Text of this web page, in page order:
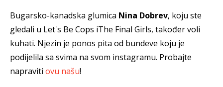
Bugarsko-kanadska glumica Nina Dobrev, koju ste
gledali u Let's Be Cops iThe Final Girls, također voli
kuhati. Njezin je ponos pita od bundeve koju je
podijelila sa svima na svom instagramu. Probajte
napraviti ovu našu!